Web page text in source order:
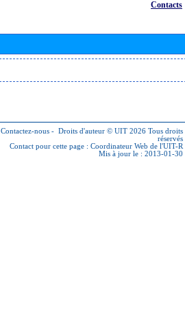
Contacts
Contactez-nous - Droits d'auteur © UIT 2026 Tous droits
réservés
Contact pour cette page : Coordinateur Web de l'UIT-R
Mis à jour le : 2013-01-30